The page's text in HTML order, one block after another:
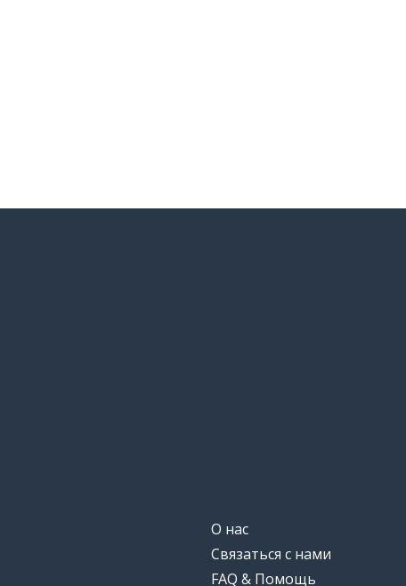
О нас
Связаться с нами
FAQ & Помощь